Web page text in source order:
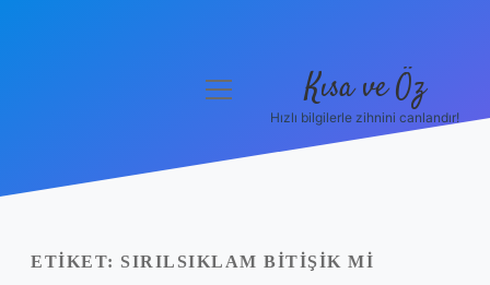
Yasal Uyarı
menüyü
Kısa ve Öz
Hızlı bilgilerle zihnini canlandır!
ETIKET: SIRILSIKLAM BITIŞIK MI